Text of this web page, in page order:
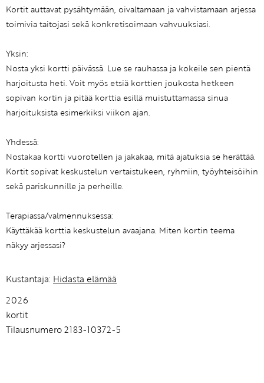
Kortit auttavat pysähtymään, oivaltamaan ja vahvistamaan arjessa
toimivia taitojasi sekä konkretisoimaan vahvuuksiasi.
Yksin:
Nosta yksi kortti päivässä. Lue se rauhassa ja kokeile sen pientä
harjoitusta heti. Voit myös etsiä korttien joukosta hetkeen
sopivan kortin ja pitää korttia esillä muistuttamassa sinua
harjoituksista esimerkiksi viikon ajan.
Yhdessä:
Nostakaa kortti vuorotellen ja jakakaa, mitä ajatuksia se herättää.
Kortit sopivat keskustelun vertaistukeen, ryhmiin, työyhteisöihin
sekä pariskunnille ja perheille.
Terapiassa/valmennuksessa:
Käyttäkää korttia keskustelun avaajana. Miten kortin teema
näkyy arjessasi?
Kustantaja: Hidasta elämää
2026
kortit
Tilausnumero 2183-10372-5